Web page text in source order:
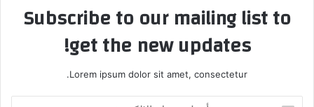
Subscribe to our mailing list to
get the new updates!
Lorem ipsum dolor sit amet, consectetur.